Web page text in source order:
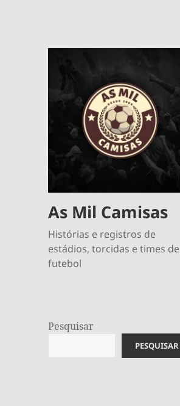
As Mil Camisas
Histórias e registros de
estádios, torcidas e times de
futebol
Pesquisar
PESQUISAR